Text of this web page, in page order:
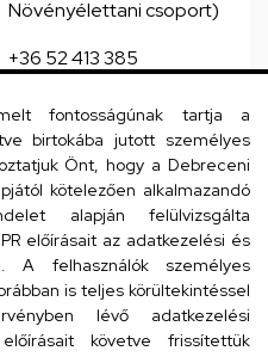
Növényélettani csoport)
+36 52 413 385
Tudóstér profil
fontosságúnak tartja a
birtokába jutott személyes
Önt, hogy a Debreceni
kötelezően alkalmazandó
alapján felülvizsgálta
előírásait az adatkezelési és
A felhasználók személyes
is teljes körültekintéssel
lévő adatkezelési
követve frissítettük